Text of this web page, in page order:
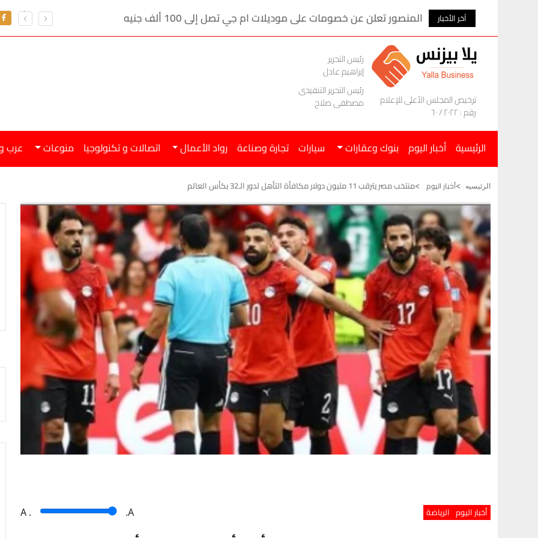
آخر الأخبار المنصور تعلن عن خصومات على موديلات ام جي تصل إلى 100 ألف جنيه
ترخيص المجلس الأعلى للإعلام
رقم : ٢٠٢٢ / ٦٠
رئيس التحرير
إبراهيم عادل
رئيس التحرير التنفيذى
مصطفى صلاح
الرئيسية أخبار اليوم بنوك وعقارات سيارات تجارة وصناعة رواد الأعمال اتصالات و تكنولوجيا منوعات عرب
الرئيسيه أخبار اليوم منتخب مصر يترقب 11 مليون دولار مكافأة التأهل لدور الـ32 بكأس العالم
أخبار اليوم الرياضة A . .A